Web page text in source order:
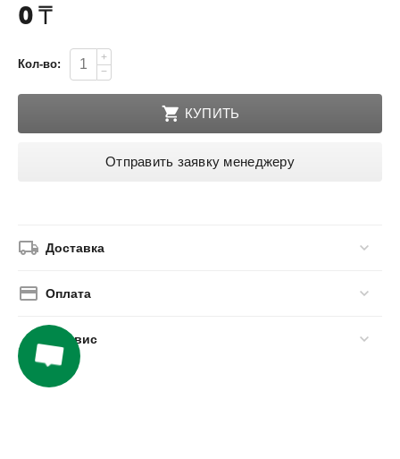
0₸
Кол-во:
+
−
КУПИТЬ
Отправить заявку менеджеру
Доставка
Оплата
Сервис